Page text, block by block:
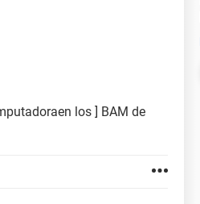
los ] BAM de